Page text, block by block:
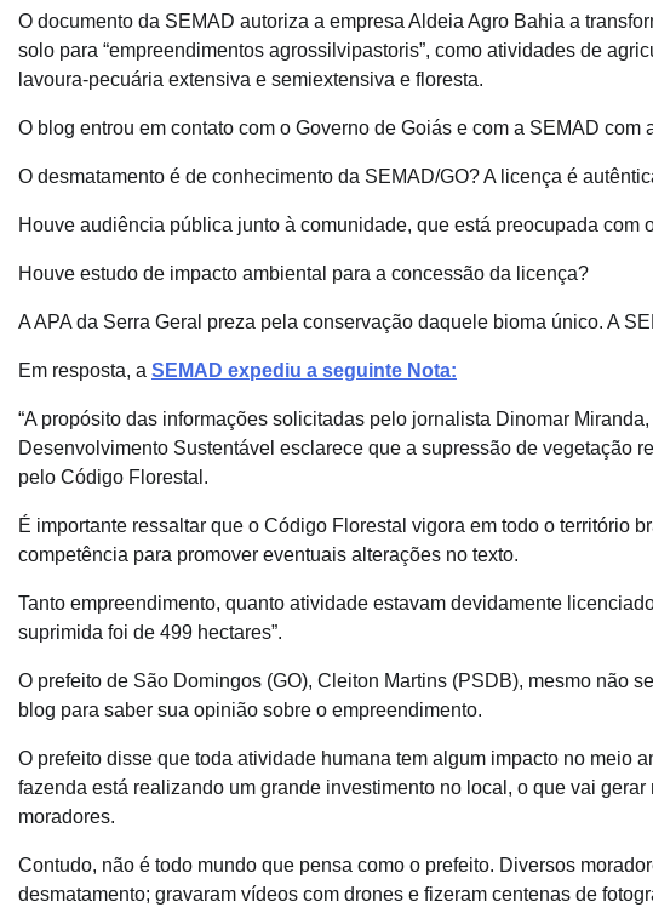
O documento da SEMAD autoriza a empresa Aldeia Agro Bahia a
solo para “empreendimentos agrossilvipastoris”, como atividades de
lavoura-pecuária extensiva e semiextensiva e floresta.
O blog entrou em contato com o Governo de Goiás e com a SEMAD com
O desmatamento é de conhecimento da SEMAD/GO? A licença é
Houve audiência pública junto à comunidade, que está preocupada com
Houve estudo de impacto ambiental para a concessão da licença?
A APA da Serra Geral preza pela conservação daquele bioma único. A
Em resposta, a SEMAD expediu a seguinte Nota:
“A propósito das informações solicitadas pelo jornalista Dinomar
Desenvolvimento Sustentável esclarece que a supressão de vegetação
pelo Código Florestal.
É importante ressaltar que o Código Florestal vigora em todo o território
competência para promover eventuais alterações no texto.
Tanto empreendimento, quanto atividade estavam devidamente
suprimida foi de 499 hectares”.
O prefeito de São Domingos (GO), Cleiton Martins (PSDB), mesmo não
blog para saber sua opinião sobre o empreendimento.
O prefeito disse que toda atividade humana tem algum impacto no meio
fazenda está realizando um grande investimento no local, o que vai
moradores.
Contudo, não é todo mundo que pensa como o prefeito. Diversos
desmatamento; gravaram vídeos com drones e fizeram centenas de